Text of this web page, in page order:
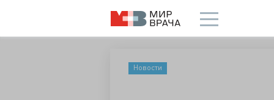
Новости